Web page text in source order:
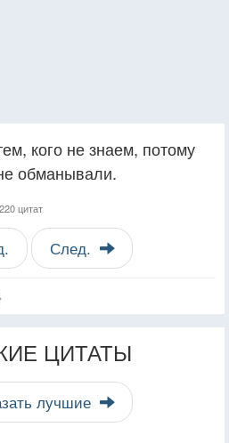
кого не знаем, потому
обманывали.
220 цитат
След.
ЦИТАТЫ
лучшие